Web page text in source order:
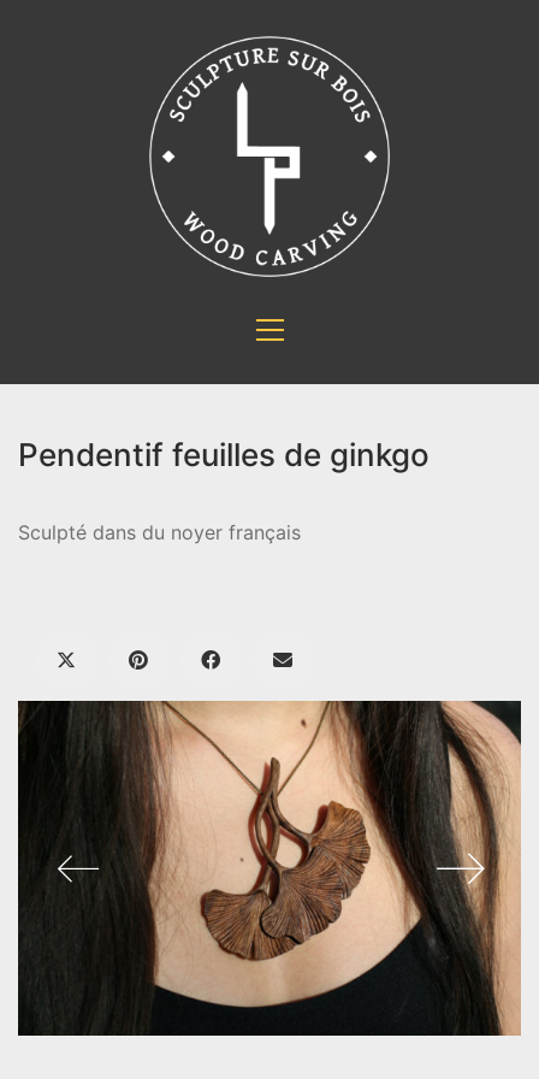
Pendentif feuilles de ginkgo
Sculpté dans du noyer français